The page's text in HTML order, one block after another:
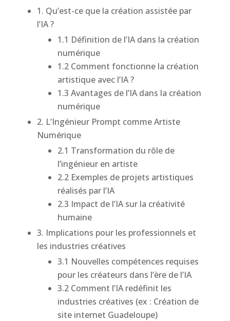
1. Qu’est-ce que la création assistée par
l’IA ?
1.1 Définition de l’IA dans la création
numérique
1.2 Comment fonctionne la création
artistique avec l’IA ?
1.3 Avantages de l’IA dans la création
numérique
2. L’Ingénieur Prompt comme Artiste
Numérique
2.1 Transformation du rôle de
l’ingénieur en artiste
2.2 Exemples de projets artistiques
réalisés par l’IA
2.3 Impact de l’IA sur la créativité
humaine
3. Implications pour les professionnels et
les industries créatives
3.1 Nouvelles compétences requises
pour les créateurs dans l’ère de l’IA
3.2 Comment l’IA redéfinit les
industries créatives (ex : Création de
site internet Guadeloupe)